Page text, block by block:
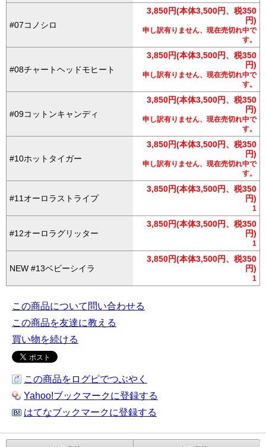
#07コノシロ
3,850円(本体3,500円、税350
円)
申し訳有りません、現在売切れ中で
す。
#08チャートヘッドモヒート
3,850円(本体3,500円、税350
円)
申し訳有りません、現在売切れ中で
す。
#09コットンキャンディ
3,850円(本体3,500円、税350
円)
申し訳有りません、現在売切れ中で
す。
#10ホットタイガー
3,850円(本体3,500円、税350
円)
申し訳有りません、現在売切れ中で
す。
#11オーロラストライプ
3,850円(本体3,500円、税350
円)
1
#12オーロラグリッター
3,850円(本体3,500円、税350
円)
1
NEW #13ベビーシイラ
3,850円(本体3,500円、税350
円)
1
この商品について問い合わせる
この商品を友達に教える
買い物を続ける
この商品をログピでつぶやく
Yahoo!ブックマークに登録する
はてなブックマークに登録する